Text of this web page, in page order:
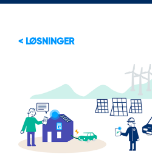
< LØSNINGER